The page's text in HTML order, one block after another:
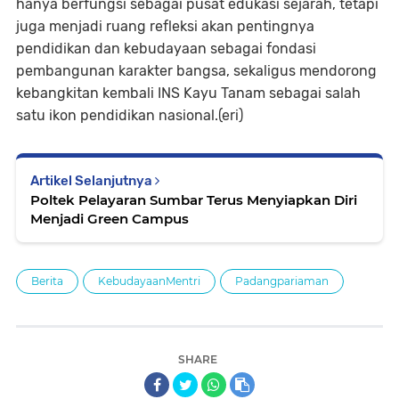
hanya berfungsi sebagai pusat edukasi sejarah, tetapi
juga menjadi ruang refleksi akan pentingnya
pendidikan dan kebudayaan sebagai fondasi
pembangunan karakter bangsa, sekaligus mendorong
kebangkitan kembali INS Kayu Tanam sebagai salah
satu ikon pendidikan nasional.(eri)
Artikel Selanjutnya
Poltek Pelayaran Sumbar Terus Menyiapkan Diri
Menjadi Green Campus
Berita KebudayaanMentri Padangpariaman
SHARE